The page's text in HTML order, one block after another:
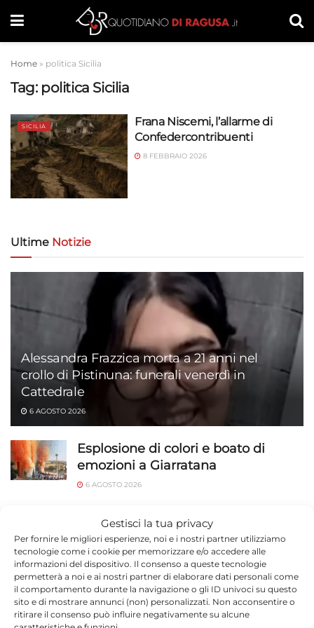
Gestisci la tua privacy
Per fornire le migliori esperienze, noi e i nostri partner utilizziamo
tecnologie come i cookie per memorizzare e/o accedere alle
informazioni del dispositivo. Il consenso a queste tecnologie
permetterà a noi e ai nostri partner di elaborare dati personali come
il comportamento durante la navigazione o gli ID univoci su questo
sito e di mostrare annunci (non) personalizzati. Non acconsentire o
ritirare il consenso può influire negativamente su alcune
Home » politica Sicilia
Tag: politica Sicilia
SICILIA
Frana Niscemi, l’allarme di
Confedercontribuenti
8 FEBBRAIO 2026
Ultime Notizie
Alessandra Frazzica morta a 21 anni nel
crollo di Pistinuna: funerali venerdì in
Cattedrale
6 AGOSTO 2026
Esplosione di colori e boato di
emozioni a Giarratana
6 AGOSTO 2026
agosto: chi rischia e come mettersi
in regola entro settembre
6 AGOSTO 2026
Scuola: assunzioni in tutte le
categorie del personale scolastico